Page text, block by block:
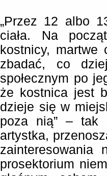
„Przez 12 albo
ciała. Na
kostnicy, martwe
zbadać, co
społecznym po
że kostnica jest
dzieje się w
poza nią” – tak
artystka,
zainteresowania
prosektorium